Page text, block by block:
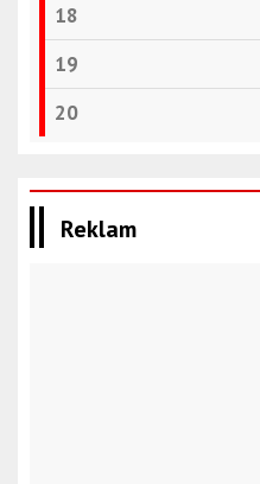
18
19
20
Reklam